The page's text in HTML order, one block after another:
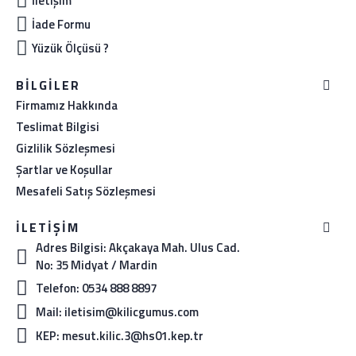
İade Formu
Yüzük Ölçüsü ?
BILGILER
Firmamız Hakkında
Teslimat Bilgisi
Gizlilik Sözleşmesi
Şartlar ve Koşullar
Mesafeli Satış Sözleşmesi
İLETIŞIM
Adres Bilgisi: Akçakaya Mah. Ulus Cad.
No: 35 Midyat / Mardin
Telefon: 0534 888 8897
Mail: iletisim@kilicgumus.com
KEP: mesut.kilic.3@hs01.kep.tr